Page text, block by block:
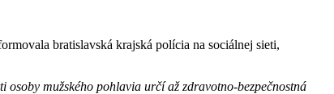
bratislavská krajská polícia na sociálnej sieti,
osoby mužského pohlavia určí až zdravotno-bezpečnostná